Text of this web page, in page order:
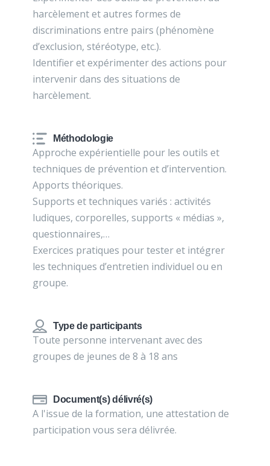
harcèlement et autres formes de
discriminations entre pairs (phénomène
d’exclusion, stéréotype, etc.).
Identifier et expérimenter des actions pour
intervenir dans des situations de
harcèlement.
Méthodologie
Approche expérientielle pour les outils et
techniques de prévention et d’intervention.
Apports théoriques.
Supports et techniques variés : activités
ludiques, corporelles, supports « médias »,
questionnaires,…
Exercices pratiques pour tester et intégrer
les techniques d’entretien individuel ou en
groupe.
Type de participants
Toute personne intervenant avec des
groupes de jeunes de 8 à 18 ans
Document(s) délivré(s)
A l'issue de la formation, une attestation de
participation vous sera délivrée.